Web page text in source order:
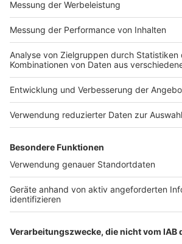
Impressum
Nutzungsbedingungen
Jobs
Presse
Werben
Archiv
ANTENNE BAYERN GROUP
Stiftung ANTENNE BAYERN
hilft
Teilnahmebedingungen
Kontakt
Studio-